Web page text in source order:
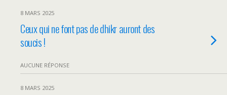
8 MARS 2025
Ceux qui ne font pas de dhikr auront des
soucis !
AUCUNE RÉPONSE
8 MARS 2025